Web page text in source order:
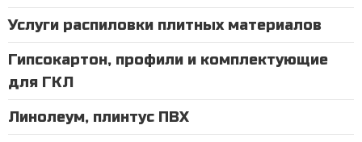
Услуги распиловки плитных материалов
Гипсокартон, профили и комплектующие
для ГКЛ
Линолеум, плинтус ПВХ